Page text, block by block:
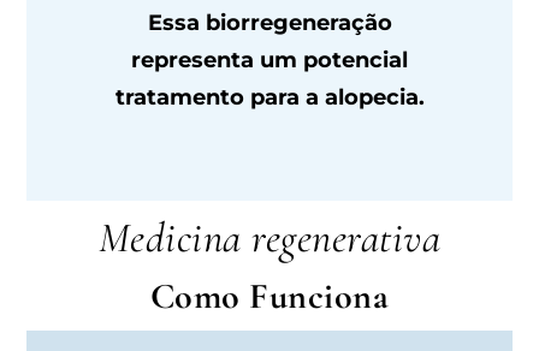
Essa biorregeneração
representa um potencial
tratamento para a alopecia.
Medicina regenerativa
Como Funciona